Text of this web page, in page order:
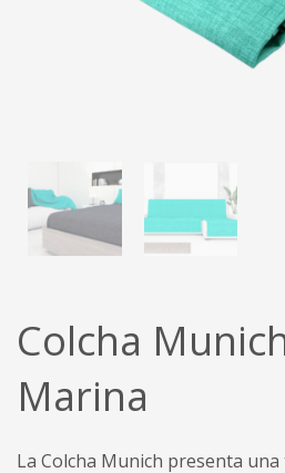
Colcha
Marina
La Colcha Munich presenta